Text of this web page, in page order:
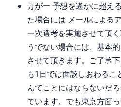
万が一 予想を遙かに超え
た場合には メールによる
一次選考を実施させて頂
うでない場合には、基本
させて頂きます。ご了承
も1日では面談しおわるこ
んてことにはならないだ
ています。でも東京方面